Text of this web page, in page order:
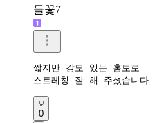
들꽃7
짧지만 강도 있는 홈토로
스트레칭 잘 해 주셨습니다
0